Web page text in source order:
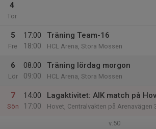
4
Tor
5
Fre
17:00
18:00
Träning Team-16
HCL Arena, Stora Mossen
6
Lör
08:00
09:00
Träning lördag morgon
HCL Arena, Stora Mossen
7
Sön
14:00
17:00
Lagaktivitet: AIK match på
Hovet, Centralvakten på Arenavägen
v.50